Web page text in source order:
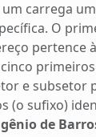
carrega
O
pertence à
cinco
e subsetor
(o sufixo)
de